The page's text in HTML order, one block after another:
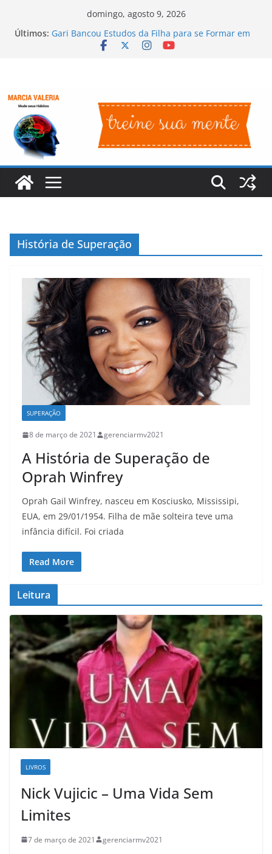
domingo, agosto 9, 2026
Últimos: Gari Bancou Estudos da Filha para se Formar em
Médica, em GO
Nelson Mandela – Líder Rebelde e Presidente da
África do Sul
História de Superação
SUPERAÇÃO
8 de março de 2021 gerenciarmv2021
A História de Superação de
Oprah Winfrey
Oprah Gail Winfrey, nasceu em Kosciusko, Mississipi,
EUA, em 29/01/1954. Filha de mãe solteira teve uma
infância difícil. Foi criada
Read More
Leitura
LIVROS
Nick Vujicic – Uma Vida Sem
Limites
7 de março de 2021 gerenciarmv2021